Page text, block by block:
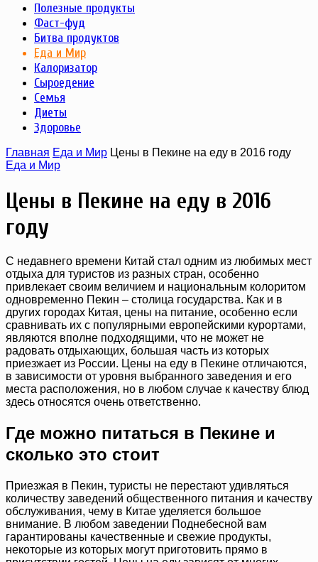
Полезные продукты
Фаст-фуд
Битва продуктов
Еда и Мир
Калоризатор
Сыроедение
Семья
Диеты
Здоровье
Главная Еда и Мир Цены в Пекине на еду в 2016 году
Еда и Мир
Цены в Пекине на еду в 2016
году
С недавнего времени Китай стал одним из любимых мест
отдыха для туристов из разных стран, особенно
привлекает своим величием и национальным колоритом
одновременно Пекин – столица государства. Как и в
других городах Китая, цены на питание, особенно если
сравнивать их с популярными европейскими курортами,
являются вполне подходящими, что не может не
радовать отдыхающих, большая часть из которых
приезжает из России. Цены на еду в Пекине отличаются,
в зависимости от уровня выбранного заведения и его
места расположения, но в любом случае к качеству блюд
здесь относятся очень ответственно.
Где можно питаться в Пекине и
сколько это стоит
Приезжая в Пекин, туристы не перестают удивляться
количеству заведений общественного питания и качеству
обслуживания, чему в Китае уделяется большое
внимание. В любом заведении Поднебесной вам
гарантированы качественные и свежие продукты,
некоторые из которых могут приготовить прямо в